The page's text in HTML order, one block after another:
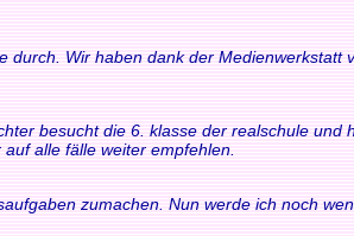
Wir haben dank der Medienwerkstatt
besucht die 6. klasse der realschule
alle fälle weiter empfehlen.
zumachen. Nun werde ich noch